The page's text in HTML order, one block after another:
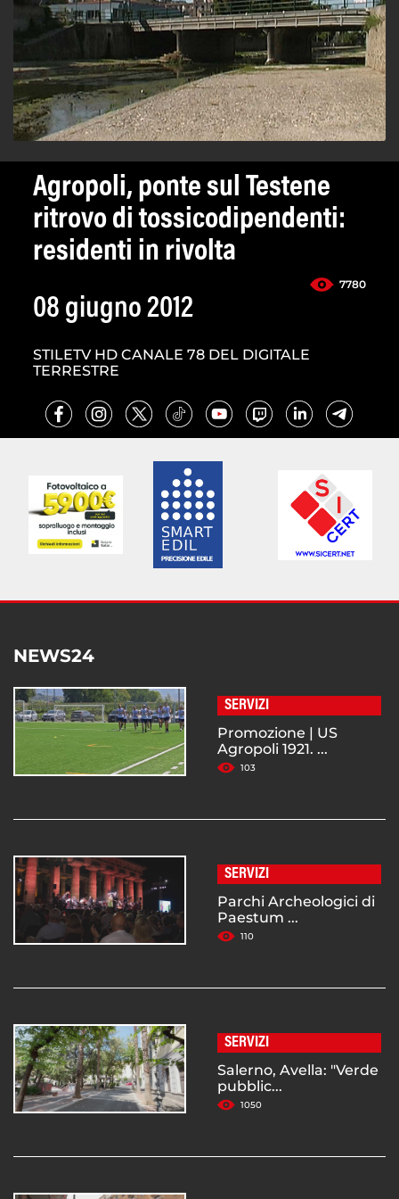
Agropoli, ponte sul Testene
ritrovo di tossicodipendenti:
residenti in rivolta
7780
08 giugno 2012
STILETV HD CANALE 78 DEL DIGITALE
TERRESTRE
NEWS24
SERVIZI
Promozione | US
Agropoli 1921. ...
103
SERVIZI
Parchi Archeologici di
Paestum ...
110
SERVIZI
Salerno, Avella: "Verde
pubblic...
1050